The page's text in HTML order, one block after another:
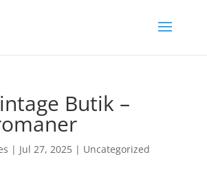
Butik –
| Jul 27, 2025| Uncategorized